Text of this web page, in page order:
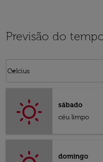
Previsão do
Celcius
keyboard_arrow_down
sábado
céu limpo
domingo